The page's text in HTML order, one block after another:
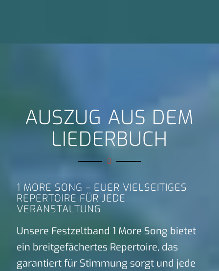
AUSZUG AUS DEM
LIEDERBUCH
1 MORE SONG – EUER VIELSEITIGES
REPERTOIRE FÜR JEDE
VERANSTALTUNG
Unsere Festzeltband 1 More Song bietet
ein breitgefächertes Repertoire, das
garantiert für Stimmung sorgt und jede